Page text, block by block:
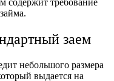
.
заем
небольшого размера
выдается на